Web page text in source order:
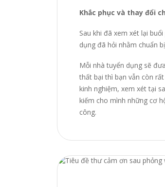
Khắc phục và thay đổi
Sau khi đã xem xét lại
dụng đã hỏi nhằm chuẩn
Mỗi nhà tuyển dụng sẽ
thất bại thì bạn vẫn còn
kinh nghiệm, xem xét tại
kiếm cho mình những cơ
công.